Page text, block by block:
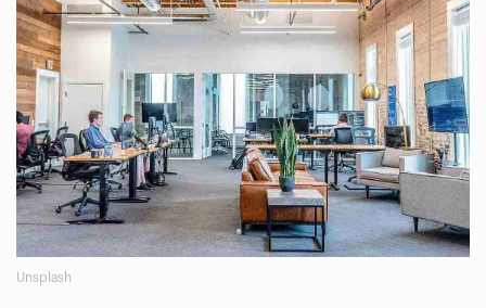
Unsplash